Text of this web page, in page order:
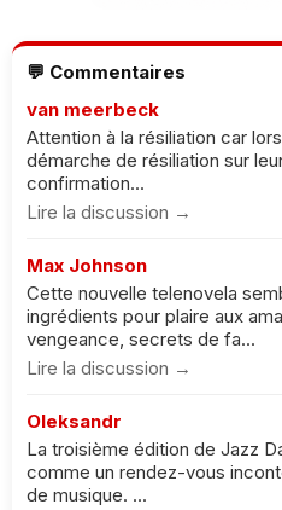
💬 Commentaires
van meerbeck
Attention à la résiliation car
démarche de résiliation sur
confirmation...
Lire la discussion →
Max Johnson
Cette nouvelle telenovela
ingrédients pour plaire aux
vengeance, secrets de fa...
Lire la discussion →
Oleksandr
La troisième édition de Jazz
comme un rendez-vous
de musique. ...